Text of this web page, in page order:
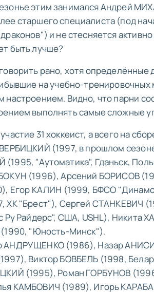
этим занимался Андрей
старшего специалиста (под
и не стесняется
быть лучше?
рано, хотя
на учебно-тренировочных
настроением. Видно, что парни
выполнять самые сложные
31 хоккеист, а всего на
(1997, в прошлом
"Аутоматика", Гданьск,
(1996), Арсений БОРИСОВ
Егор КАЛИН (1999, БФСО
ХК "Брест"), Сергей СТАНКЕВИЧ
Ру Райдерс", США, USHL), Никита
"Юность-Минск").
АНДРУЩЕНКО (1986), Назар
Виктор БОВБЕЛЬ (1998,
(1995), Роман ГОРБУНОВ
КАМБОВИЧ (1989), Игорь